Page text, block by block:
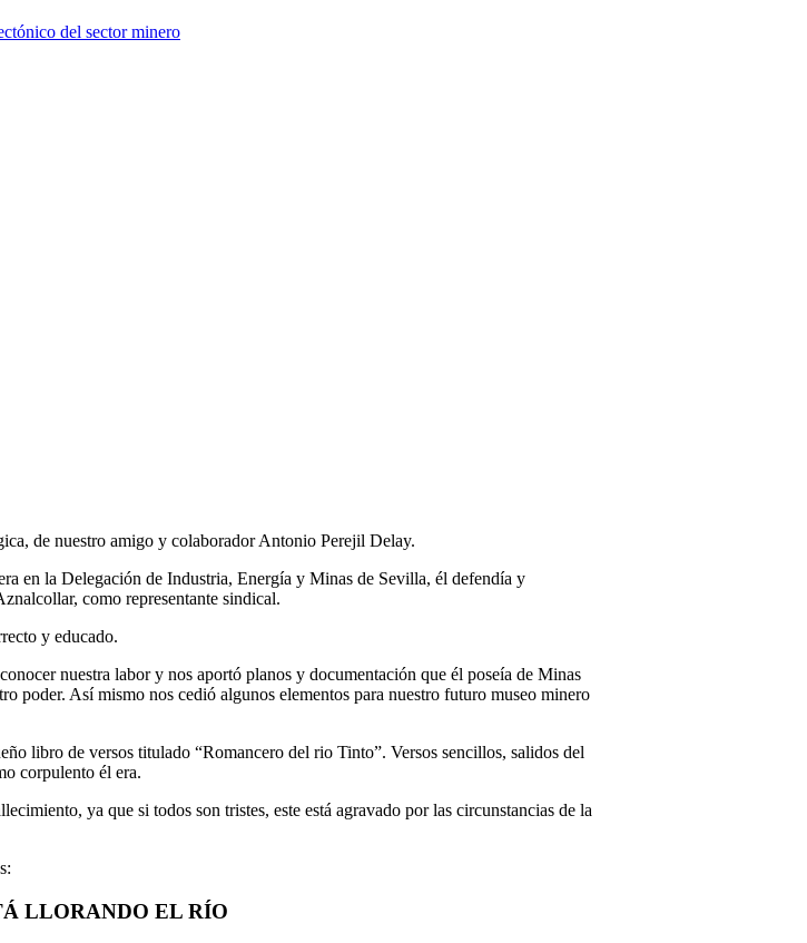
de nuestro amigo y colaborador Antonio Perejil Delay.
en la Delegación de Industria, Energía y Minas de Sevilla, él defendía y
como representante sindical.
y educado.
nuestra labor y nos aportó planos y documentación que él poseía de Minas
poder. Así mismo nos cedió algunos elementos para nuestro futuro museo minero
libro de versos titulado “Romancero del rio Tinto”. Versos sencillos, salidos del
corpulento él era.
ya que si todos son tristes, este está agravado por las circunstancias de la
LLORANDO EL RÍO